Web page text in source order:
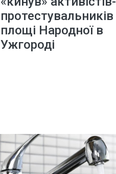
протестувальників
площі Народної в
Ужгороді